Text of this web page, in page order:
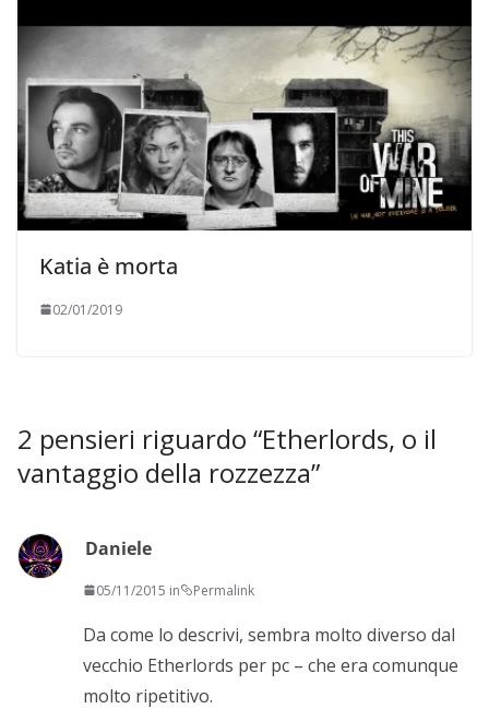
Katia è morta
02/01/2019
2 pensieri riguardo “Etherlords, o il
vantaggio della rozzezza”
Daniele
05/11/2015 in Permalink
Da come lo descrivi, sembra molto diverso dal
vecchio Etherlords per pc – che era comunque
molto ripetitivo.